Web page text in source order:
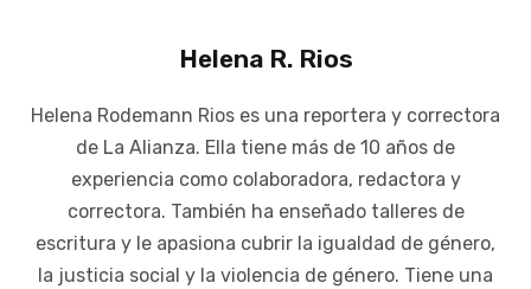
Helena R. Rios
Helena Rodemann Rios es una reportera y correctora
de La Alianza. Ella tiene más de 10 años de
experiencia como colaboradora, redactora y
correctora. También ha enseñado talleres de
escritura y le apasiona cubrir la igualdad de género,
la justicia social y la violencia de género. Tiene una